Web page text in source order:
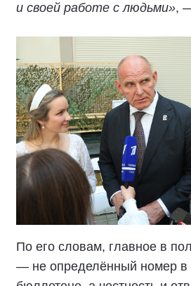
и своей работе с людьми»,
По его словам, главное в
— не определённый номер в